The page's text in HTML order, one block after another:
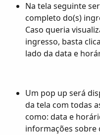
Na tela seguinte
completo do(s)
Caso queria
ingresso, basta
lado da data e
Um pop up será
da tela com todas
como: data e
informações sobre